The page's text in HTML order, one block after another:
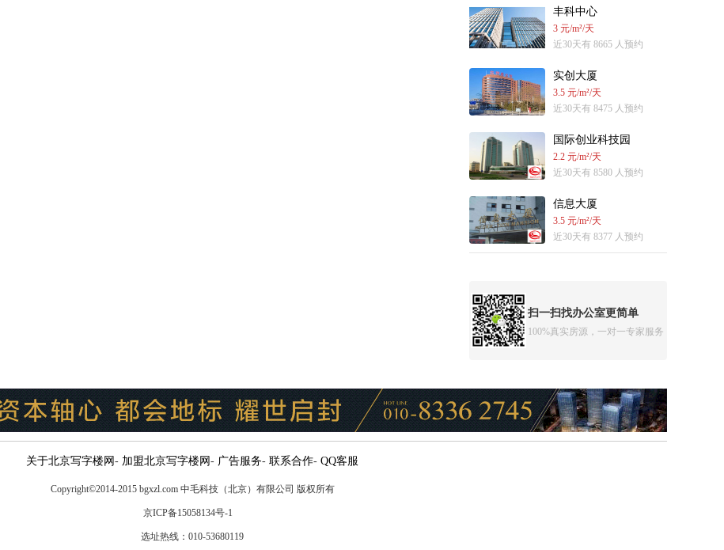
丰科中心
3 元/m²/天
近30天有 8665 人预约
实创大厦
3.5 元/m²/天
近30天有 8475 人预约
国际创业科技园
2.2 元/m²/天
近30天有 8580 人预约
信息大厦
3.5 元/m²/天
近30天有 8377 人预约
扫一扫找办公室更简单
100%真实房源，一对一专家服务
关于北京写字楼网 - 加盟北京写字楼网 - 广告服务- 联系合作- QQ客服
Copyright©2014-2015 bgxzl.com 中毛科技（北京）有限公司 版权所有
京ICP备15058134号-1
选址热线：010-53680119